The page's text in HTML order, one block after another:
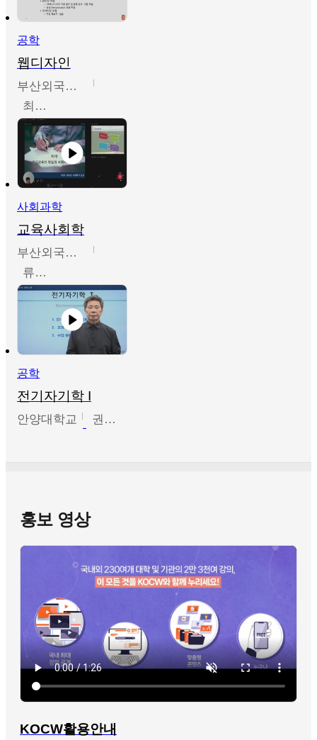
공학
웹디자인
부산외국어대학교
최진오
사회과학
교육사회학
부산외국어대학교
류영철
공학
전기자기학 I
안양대학교 권원현
홍보 영상
KOCW활용안내